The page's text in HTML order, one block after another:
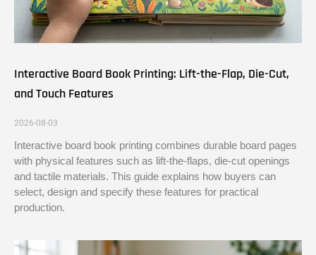
Interactive Board Book Printing: Lift-the-Flap, Die-Cut,
and Touch Features
2026-08-03
Interactive board book printing combines durable board pages
with physical features such as lift-the-flaps, die-cut openings
and tactile materials. This guide explains how buyers can
select, design and specify these features for practical
production.